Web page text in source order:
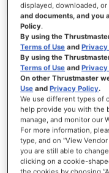
NIEUWE KLANTEN
Het aanmaken van een account
één adres registreren, volgen
displayed, downloaded,
and documents, and you
Policy.
By using the
Terms of Use andPrivacy
By using the
Terms of Use andPrivacy
On other Thrustmaster
Use andPrivacy Policy.
We use different types of
help provide you with the
manage, and monitor our
For more information,
type, and on “View
you are still able to
clicking on a cookie-